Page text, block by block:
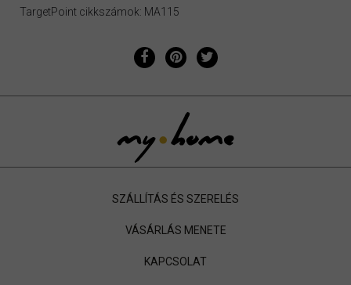
TargetPoint cikkszámok: MA115
SZÁLLÍTÁS ÉS SZERELÉS
VÁSÁRLÁS MENETE
KAPCSOLAT